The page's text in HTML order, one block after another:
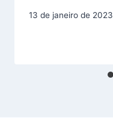
13 de janeiro de 2023